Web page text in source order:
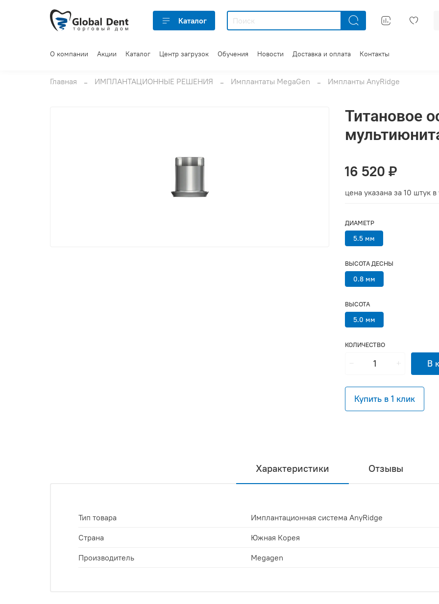
Каталог
О компании Акции Каталог Центр загрузок Обучения Новости Доставка и оплата Контакты
Главная ИМПЛАНТАЦИОННЫЕ РЕШЕНИЯ Имплантаты MegaGen Импланты AnyRidge
Титановое
16 520 ₽
КОЛИЧЕСТВО
В
Купить в 1 клик
ДИАМЕТР
5.5 мм
ВЫСОТА ДЕСНЫ
0.8 мм
ВЫСОТА
5.0 мм
цена указана за 10 штук в
Характеристики Отзывы
Тип товара Имплантационная система AnyRidge
Страна Южная Корея
Производитель Megagen